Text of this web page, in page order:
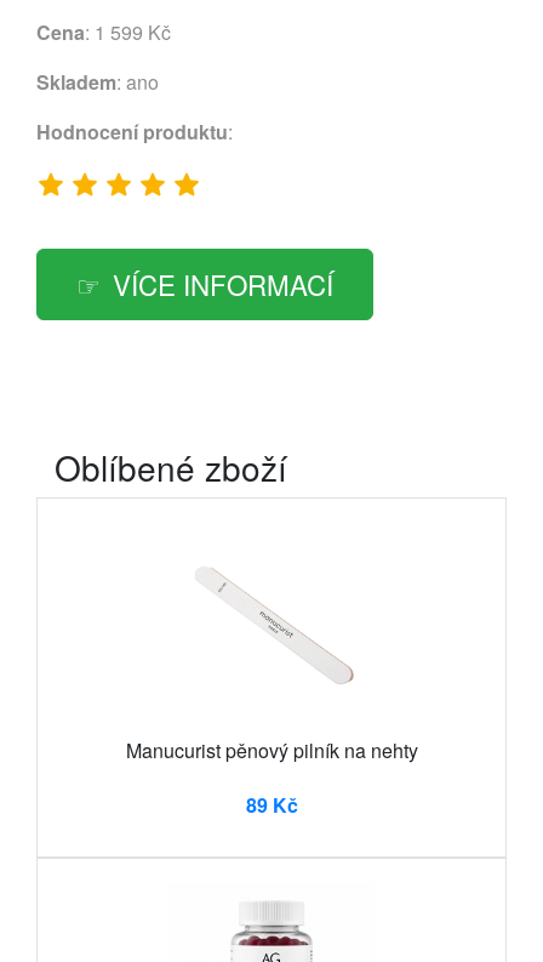
Cena: 1 599 Kč
Skladem: ano
Hodnocení produktu:
VÍCE INFORMACÍ
Oblíbené zboží
Manucurist pěnový pilník na nehty
89 Kč